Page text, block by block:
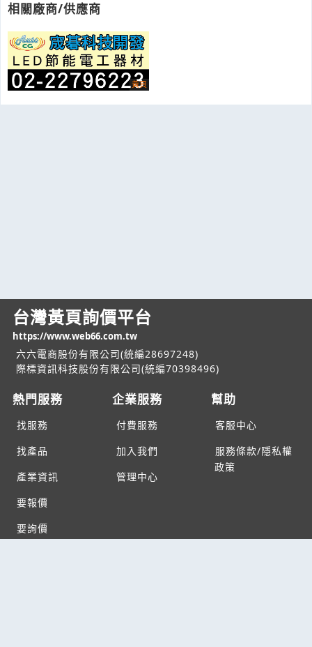
相關廠商/供應商
台灣黃頁詢價平台
https://www.web66.com.tw
六六電商股份有限公司(統編28697248)
際標資訊科技股份有限公司(統編70398496)
熱門服務
找服務
找產品
產業資訊
要報價
要詢價
企業服務
付費服務
加入我們
管理中心
幫助
客服中心
服務條款/隱私權
政策